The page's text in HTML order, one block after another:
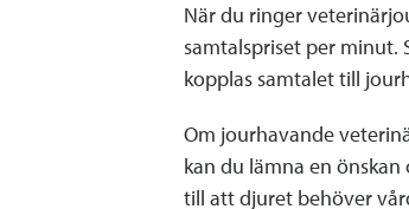
När du ringer
samtalspriset per minut.
kopplas samtalet till
Om jourhavande
kan du lämna en
till att djuret behöver